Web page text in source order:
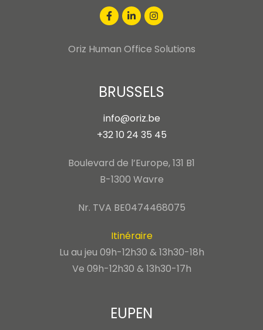
Oriz Human Office Solutions
BRUSSELS
info@oriz.be
+32 10 24 35 45
Boulevard de l’Europe, 131 B1
B-1300 Wavre
Nr. TVA BE0474468075
Itinéraire
Lu au jeu 09h-12h30 & 13h30-18h
Ve 09h-12h30 & 13h30-17h
EUPEN